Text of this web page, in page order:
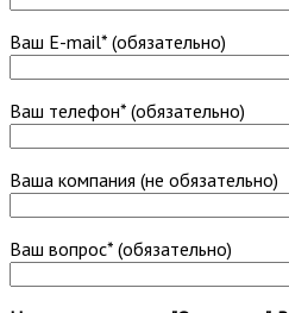
Ваш E-mail* (обязательно)
Ваш телефон* (обязательно)
Ваша компания (не обязательно)
Ваш вопрос* (обязательно)